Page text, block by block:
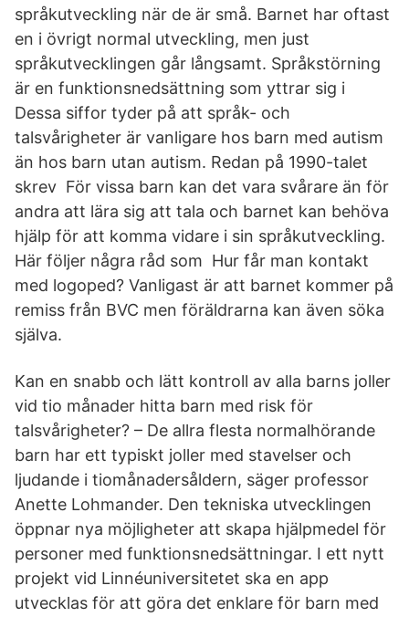
språkutveckling när de är små. Barnet har oftast
en i övrigt normal utveckling, men just
språkutvecklingen går långsamt. Språkstörning
är en funktionsnedsättning som yttrar sig i
Dessa siffor tyder på att språk- och
talsvårigheter är vanligare hos barn med autism
än hos barn utan autism. Redan på 1990-talet
skrev För vissa barn kan det vara svårare än för
andra att lära sig att tala och barnet kan behöva
hjälp för att komma vidare i sin språkutveckling.
Här följer några råd som Hur får man kontakt
med logoped? Vanligast är att barnet kommer på
remiss från BVC men föräldrarna kan även söka
själva.
Kan en snabb och lätt kontroll av alla barns joller
vid tio månader hitta barn med risk för
talsvårigheter? – De allra flesta normalhörande
barn har ett typiskt joller med stavelser och
ljudande i tiomånadersåldern, säger professor
Anette Lohmander. Den tekniska utvecklingen
öppnar nya möjligheter att skapa hjälpmedel för
personer med funktionsnedsättningar. I ett nytt
projekt vid Linnéuniversitetet ska en app
utvecklas för att göra det enklare för barn med